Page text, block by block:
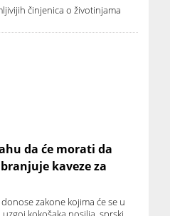
činjenica o životinjama
da će morati da
kaveze za
zakone kojima će se u